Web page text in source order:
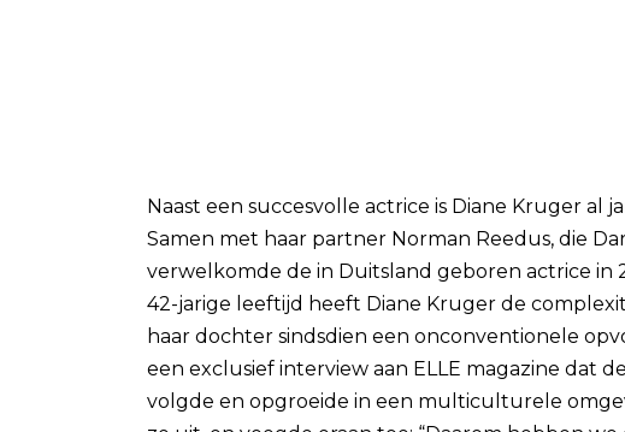
Naast een succesvolle actrice is Diane Kruger al
Samen met haar partner Norman Reedus, die
verwelkomde de in Duitsland geboren actrice in
42-jarige leeftijd heeft Diane Kruger de
haar dochter sindsdien een onconventionele
een exclusief interview aan ELLE magazine dat
volgde en opgroeide in een multiculturele